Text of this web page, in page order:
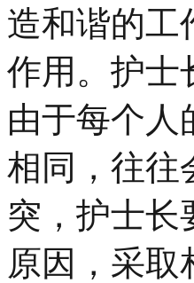
造和谐的工
作用。护士
由于每个人
相同，往往
突，护士长
原因，采